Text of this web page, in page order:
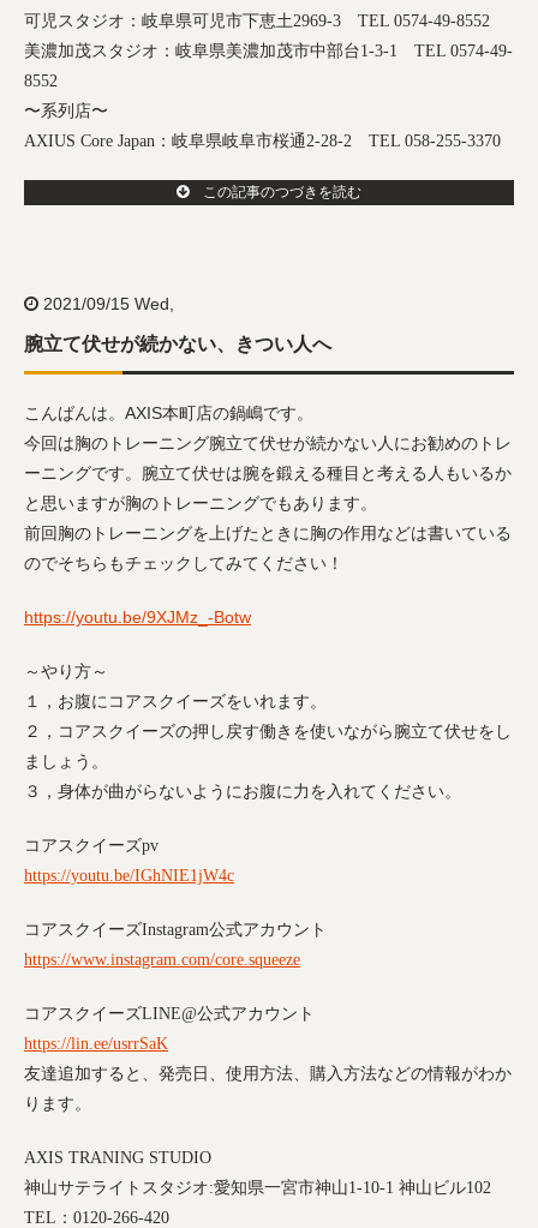
可児スタジオ：岐阜県可児市下恵土2969-3
TEL 0574-49-8552
美濃加茂スタジオ：岐阜県美濃加茂市中部台1-3-1
TEL 0574-49-
8552
〜系列店〜
AXIUS Core Japan ：岐阜県岐阜市桜通2-28-2 TEL 058-255-3370
この記事のつづきを読む
2021/09/15 Wed,
腕立て伏せが続かない、きつい人へ
こんばんは。AXIS本町店の鍋嶋です。
今回は胸のトレーニング腕立て伏せが続かない人にお勧めのトレ
ーニングです。腕立て伏せは腕を鍛える種目と考える人もいるか
と思いますが胸のトレーニングでもあります。
前回胸のトレーニングを上げたときに胸の作用などは書いている
のでそちらもチェックしてみてください！
https://youtu.be/9XJMz_-Botw
～やり方～
１，お腹にコアスクイーズをいれます。
２，コアスクイーズの押し戻す働きを使いながら腕立て伏せをし
ましょう。
３，身体が曲がらないようにお腹に力を入れてください。
コアスクイーズpv
https://youtu.be/IGhNIE1jW4c
コアスクイーズInstagram公式アカウント
https://www.instagram.com/core.squeeze
コアスクイーズLINE@公式アカウント
https://lin.ee/usrrSaK
友達追加すると、発売日、使用方法、購入方法などの情報がわか
ります。
AXIS TRANING STUDIO
神山サテライトスタジオ:愛知県一宮市神山1-10-1 神山ビル102
TEL ： 0120-266-420